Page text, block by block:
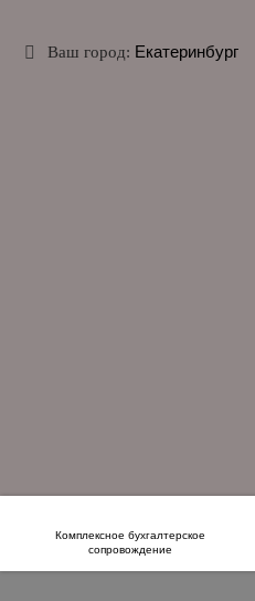
Ваш город: Екатеринбург
Комплексное бухгалтерское
сопровождение